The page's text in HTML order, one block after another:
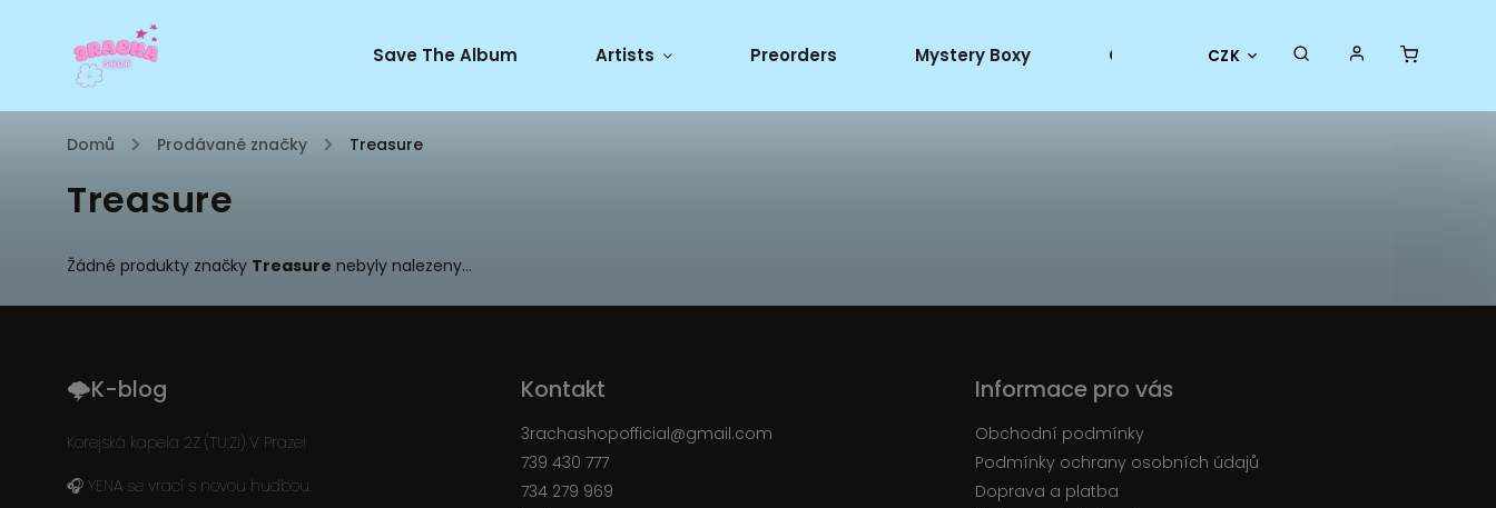
CZK
Save The Album Artists Preorders Mystery Boxy Collector goods Oficiální merch
Domů / Prodávané značky / Treasure
Treasure
Žádné produkty značky Treasure nebyly nalezeny...
🌩K-blog
Korejská kapela 2Z (TU:ZI) V Praze!
🎧 YENA se vrací s novou hudbou.
Kontakt
3rachashopofficial@gmail.com
739 430 777
734 279 969
Informace pro vás
Obchodní podmínky
Podmínky ochrany osobních údajů
Doprava a platba